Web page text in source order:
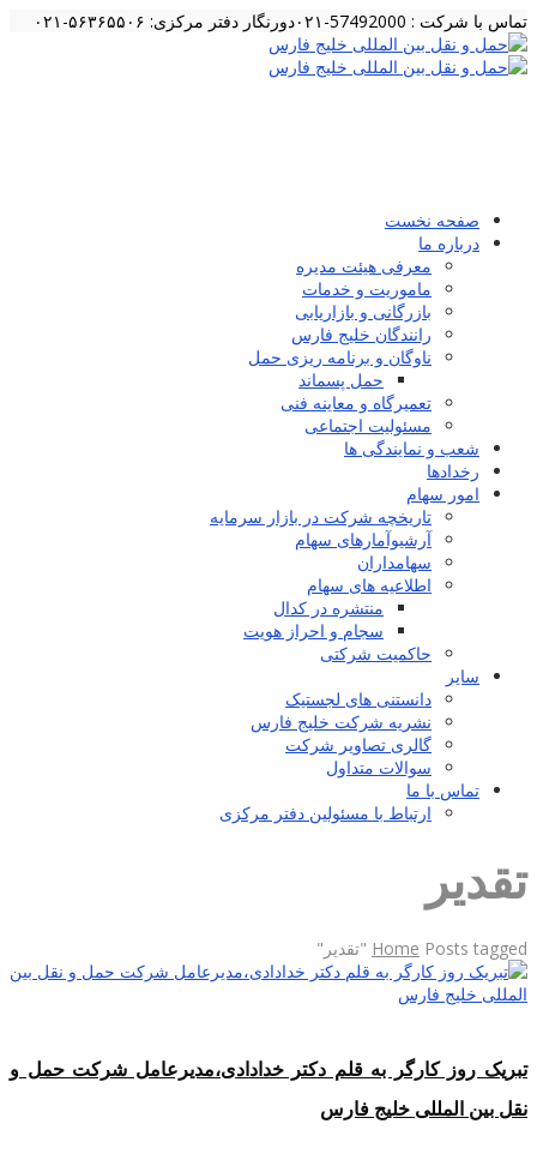
تماس با شرکت : 57492000-۰۲۱ دورنگار دفتر مرکزی: ۵۶۳۶۵۵۰۶-۰۲۱
صفحه نخست
درباره ما
معرفی هیئت مدیره
ماموریت و خدمات
بازرگانی و بازاریابی
رانندگان خلیج فارس
ناوگان و برنامه ریزی حمل
حمل پسماند
تعمیرگاه و معاینه فنی
مسئولیت اجتماعی
شعب و نمایندگی ها
رخدادها
امور سهام
تاریخچه شرکت در بازار سرمایه
آرشیوآمارهای سهام
سهامداران
اطلاعیه های سهام
منتشره در کدال
سجام و احراز هویت
حاکمیت شرکتی
سایر
دانستنی های لجستیک
نشریه شرکت خلیج فارس
گالری تصاویر شرکت
سوالات متداول
تماس با ما
ارتباط با مسئولین دفتر مرکزی
تقدیر
Home Posts tagged "تقدیر"
تبریک روز کارگر به قلم دکتر خدادادی،مدیرعامل شرکت حمل و
نقل بین المللی خلیج فارس